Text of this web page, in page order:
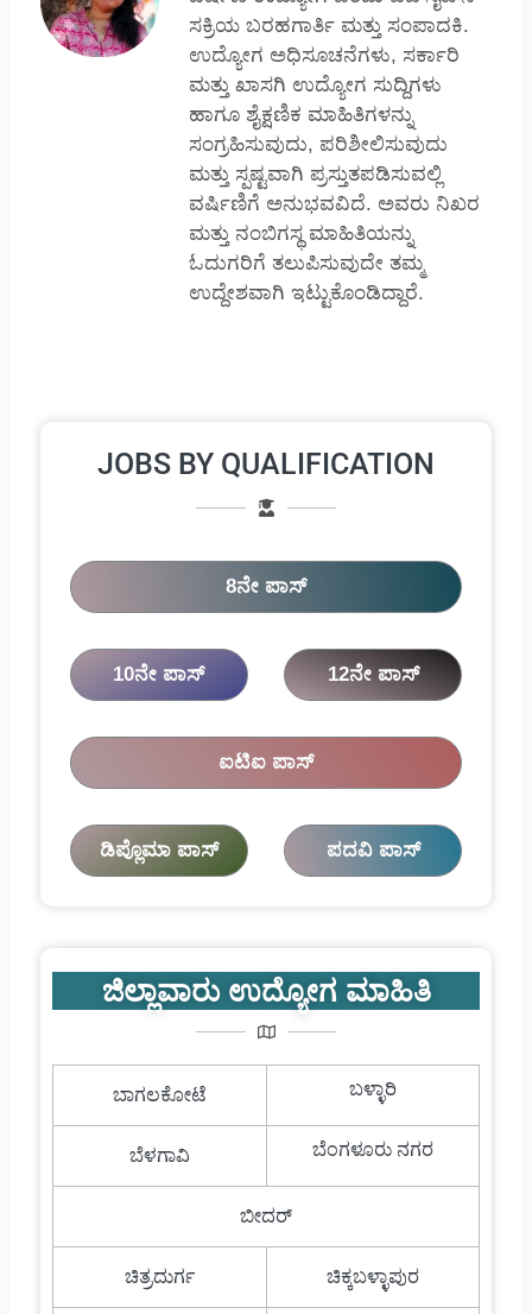
ಸಕ್ರಿಯ ಬರಹಗಾರ್ತಿ ಮತ್ತು ಸಂಪಾದಕಿ.
ಉದ್ಯೋಗ ಅಧಿಸೂಚನೆಗಳು, ಸರ್ಕಾರಿ
ಮತ್ತು ಖಾಸಗಿ ಉದ್ಯೋಗ ಸುದ್ದಿಗಳು
ಹಾಗೂ ಶೈಕ್ಷಣಿಕ ಮಾಹಿತಿಗಳನ್ನು
ಸಂಗ್ರಹಿಸುವುದು, ಪರಿಶೀಲಿಸುವುದು
ಮತ್ತು ಸ್ಪಷ್ಟವಾಗಿ ಪ್ರಸ್ತುತಪಡಿಸುವಲ್ಲಿ
ವರ್ಷಿಣಿಗೆ ಅನುಭವವಿದೆ. ಅವರು ನಿಖರ
ಮತ್ತು ನಂಬಿಗಸ್ಥ ಮಾಹಿತಿಯನ್ನು
ಓದುಗರಿಗೆ ತಲುಪಿಸುವುದೇ ತಮ್ಮ
ಉದ್ದೇಶವಾಗಿ ಇಟ್ಟುಕೊಂಡಿದ್ದಾರೆ.
JOBS BY QUALIFICATION
8ನೇ ಪಾಸ್
10ನೇ ಪಾಸ್ 12ನೇ ಪಾಸ್
ಐಟಿಐ ಪಾಸ್
ಡಿಪ್ಲೊಮಾ ಪಾಸ್ ಪದವಿ ಪಾಸ್
ಜಿಲ್ಲಾವಾರು ಉದ್ಯೋಗ ಮಾಹಿತಿ
ಬಾಗಲಕೋಟೆ ಬಳ್ಳಾರಿ
ಬೆಳಗಾವಿ ಬೆಂಗಳೂರು ನಗರ
ಬೀದರ್
ಚಿತ್ರದುರ್ಗ ಚಿಕ್ಕಬಳ್ಳಾಪುರ